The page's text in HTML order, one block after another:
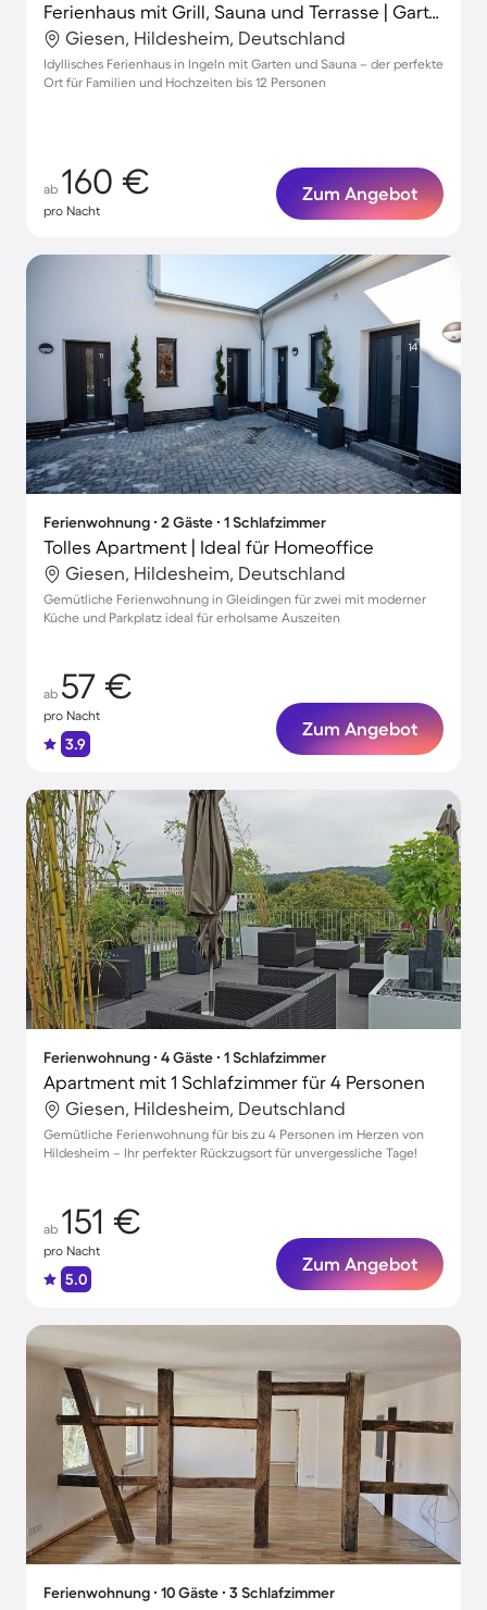
Ferienhaus mit Grill, Sauna und Terrasse | Gartenblick
Giesen, Hildesheim, Deutschland
Idyllisches Ferienhaus in Ingeln mit Garten und Sauna – der perfekte
Ort für Familien und Hochzeiten bis 12 Personen
ab 160 €
pro Nacht
Zum Angebot
Ferienwohnung ∙ 2 Gäste ∙ 1 Schlafzimmer
Tolles Apartment | Ideal für Homeoffice
Giesen, Hildesheim, Deutschland
Gemütliche Ferienwohnung in Gleidingen für zwei mit moderner
Küche und Parkplatz ideal für erholsame Auszeiten
ab 57 €
pro Nacht
3.9
Zum Angebot
Ferienwohnung ∙ 4 Gäste ∙ 1 Schlafzimmer
Apartment mit 1 Schlafzimmer für 4 Personen
Giesen, Hildesheim, Deutschland
Gemütliche Ferienwohnung für bis zu 4 Personen im Herzen von
Hildesheim – Ihr perfekter Rückzugsort für unvergessliche Tage!
ab 151 €
pro Nacht
5.0
Zum Angebot
Ferienwohnung ∙ 10 Gäste ∙ 3 Schlafzimmer